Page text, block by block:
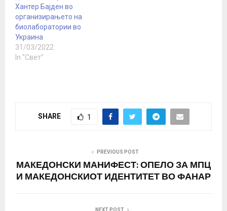
британскиот весник
Дејли Меил. Руското
Министерство за
одбрана на 24…
Хантер Бajден во
организирањето на
биолаборатории во
Украина
31/03/2022
In "Свет"
SHARE 1
PREVIOUS POST
МАКЕДОНСКИ МАНИФЕСТ: ОПЕЛО ЗА МПЦ
И МАКЕДОНСКИОТ ИДЕНТИТЕТ ВО ФАНАР